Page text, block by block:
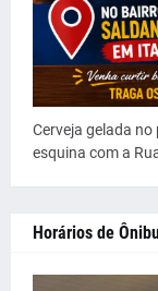
Cerveja gelada
esquina com a
Horários de